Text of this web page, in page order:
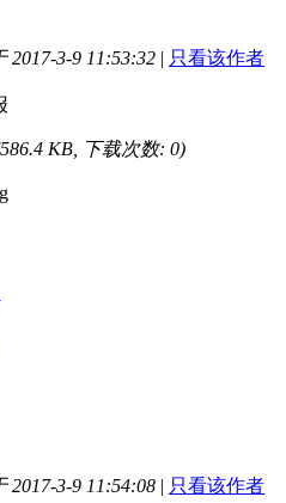
2017-3-9 11:53:32 | 只看该作者
KB, 下载次数: 0)
2017-3-9 11:54:08 | 只看该作者